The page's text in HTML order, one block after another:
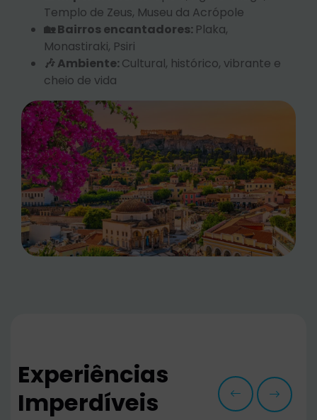
Templo de Zeus, Museu da Acrópole
🏡 Bairros encantadores: Plaka,
Monastiraki, Psiri
🎶 Ambiente:Cultural, histórico, vibrante e
cheio de vida
Experiências
Imperdíveis